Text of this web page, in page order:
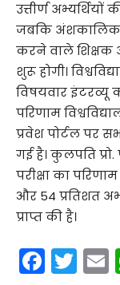
उत्तीर्ण अभ्यर्थियों
जबकि अंशकालिक
करने वाले शिक्षक
शुरू होगी।
विषयवार इंटरव्यू
परिणाम
प्रवेश पोर्टल पर
गई है। कुलपति
परीक्षा का
और 54 प्रतिशत
प्राप्त की है।
F T